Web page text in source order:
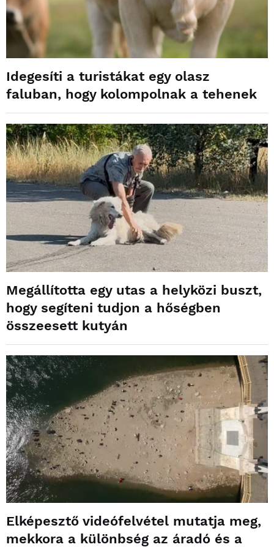
Idegesíti a turistákat egy olasz
faluban, hogy kolompolnak a tehenek
Megállította egy utas a helyközi buszt,
hogy segíteni tudjon a hőségben
összeesett kutyán
Elképesztő videófelvétel mutatja meg,
mekkora a különbség az áradó és a